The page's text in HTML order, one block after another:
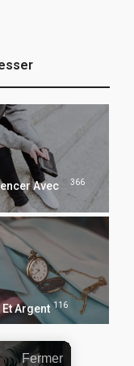
Avec
366
Argent 116
Fermer